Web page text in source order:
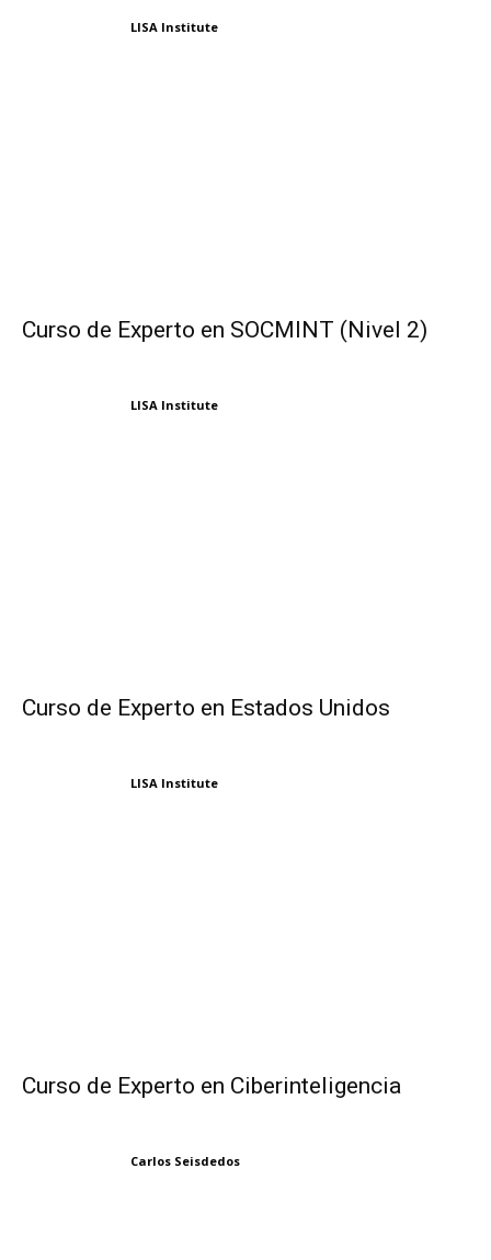
LISA Institute
Curso de Experto en SOCMINT (Nivel 2)
LISA Institute
Curso de Experto en Estados Unidos
LISA Institute
Curso de Experto en Ciberinteligencia
Carlos Seisdedos